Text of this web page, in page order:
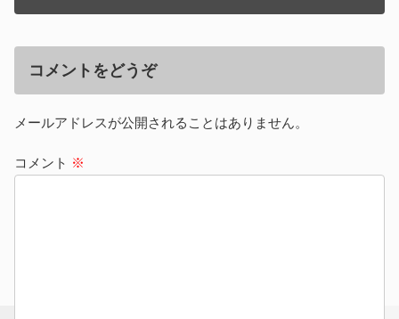
コメントをどうぞ
メールアドレスが公開されることはありません。
コメント ※